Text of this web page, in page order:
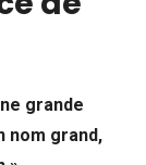
grande
nom grand,